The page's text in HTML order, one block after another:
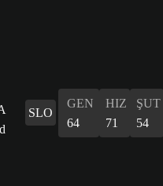
SLO
GEN
64
HIZ
71
ŞUT
54